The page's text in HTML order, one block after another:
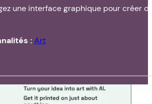
une interface graphique pour créer
: Art